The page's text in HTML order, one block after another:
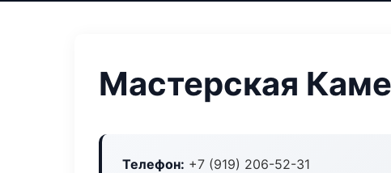
Мастерская
Телефон: +7 (919) 206-52-31